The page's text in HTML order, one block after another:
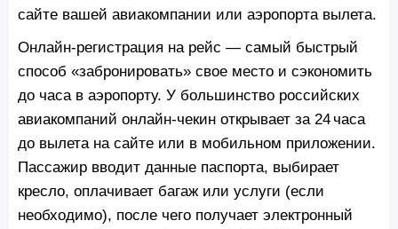
сайте вашей авиакомпании или аэропорта вылета.
Онлайн‑регистрация на рейс — самый быстрый
способ «забронировать» свое место и сэкономить
до часа в аэропорту. У большинство российских
авиакомпаний онлайн-чекин открывает за 24 часа
до вылета на сайте или в мобильном приложении.
Пассажир вводит данные паспорта, выбирает
кресло, оплачивает багаж или услуги (если
необходимо), после чего получает электронный